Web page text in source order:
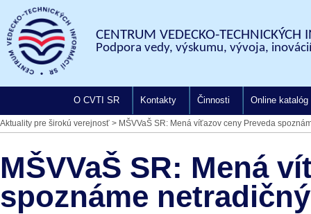
CENTRUM VEDECKO-TECHNICKÝCH
Podpora vedy, výskumu, vývoja,
O CVTI SR Kontakty Činnosti Online katalóg
Aktuality pre širokú verejnosť > MŠVVaŠ SR: Mená víťazov ceny Preveda
MŠVVaŠ SR: Mená
spoznáme